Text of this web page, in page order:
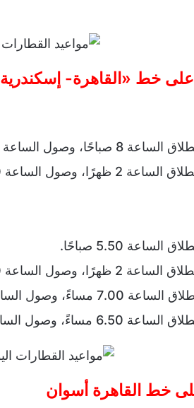
على خط «القاهرة-
خط القاهرة أسوان